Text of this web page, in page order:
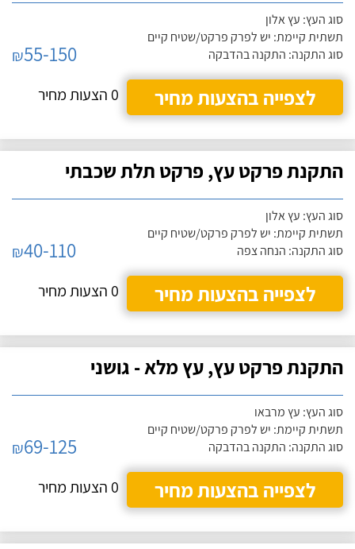
סוג העץ: עץ אלון
תשתית קיימת: יש לפרק פרקט/שטיח קיים
סוג התקנה: התקנה בהדבקה
₪55-150
לצפייה בהצעות מחיר
0 הצעות מחיר
התקנת פרקט עץ, פרקט תלת שכבתי
סוג העץ: עץ אלון
תשתית קיימת: יש לפרק פרקט/שטיח קיים
סוג התקנה: הנחה צפה
₪40-110
לצפייה בהצעות מחיר
0 הצעות מחיר
התקנת פרקט עץ, עץ מלא - גושני
סוג העץ: עץ מרבאו
תשתית קיימת: יש לפרק פרקט/שטיח קיים
סוג התקנה: התקנה בהדבקה
₪69-125
לצפייה בהצעות מחיר
0 הצעות מחיר